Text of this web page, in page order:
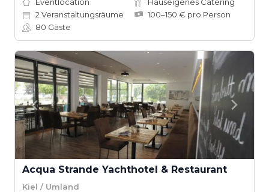
2 Veranstaltungsräume
100–150 € pro Person
80 Gäste
Acqua Strande Yachthotel & Restaurant
Kiel / Umland